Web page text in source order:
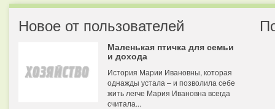
Новое от пользователей
Маленькая птичка для семьи
и дохода
История Марии Ивановны, которая
однажды устала – и позволила себе
жить легче Мария Ивановна всегда
считала...